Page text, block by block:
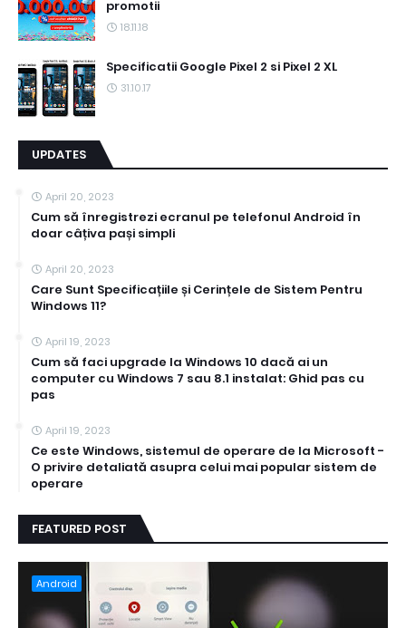
promotii
18.11.18
Specificatii Google Pixel 2 si Pixel 2 XL
31.10.17
UPDATES
April 20, 2023
Cum să înregistrezi ecranul pe telefonul Android în
doar câțiva pași simpli
April 20, 2023
Care Sunt Specificațiile și Cerințele de Sistem Pentru
Windows 11?
April 19, 2023
Cum să faci upgrade la Windows 10 dacă ai un
computer cu Windows 7 sau 8.1 instalat: Ghid pas cu
pas
April 19, 2023
Ce este Windows, sistemul de operare de la Microsoft -
O privire detaliată asupra celui mai popular sistem de
operare
FEATURED POST
Android